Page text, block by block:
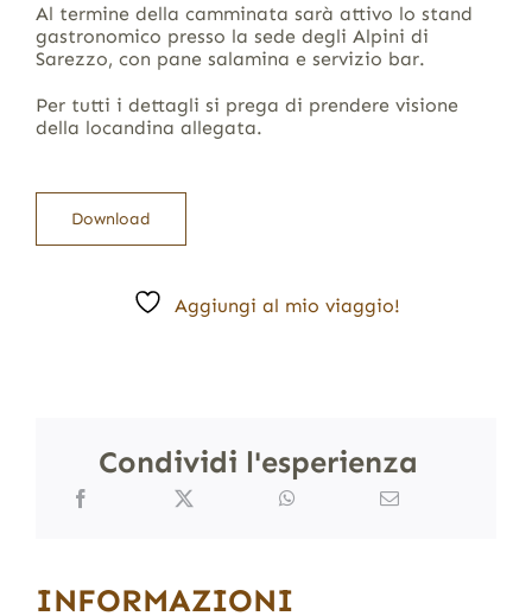
Al termine della camminata sarà attivo lo stand
gastronomico presso la sede degli Alpini di
Sarezzo, con pane salamina e servizio bar.
Per tutti i dettagli si prega di prendere visione
della locandina allegata.
Download
Aggiungi al mio viaggio!
Condividi l'esperienza
INFORMAZIONI